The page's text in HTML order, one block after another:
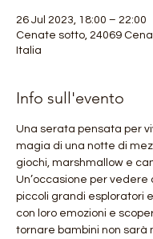
26 Jul 2023, 18:00 – 22:00
Cenate sotto, 24069
Italia
Info sull'evento
Una serata pensata per
magia di una notte di
giochi, marshmallow e
Un’occasione per vedere
piccoli grandi esploratori
con loro emozioni e
tornare bambini non sarà